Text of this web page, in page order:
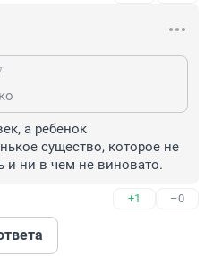
а ребенок
существо, которое не
и ни в чем не виновато.
+1 –0